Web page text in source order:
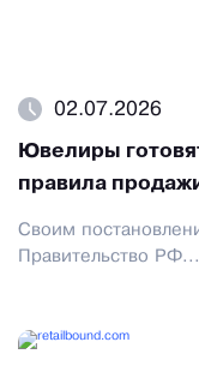
02.07.2026
Ювелиры
правила
Своим
Правительство РФ...